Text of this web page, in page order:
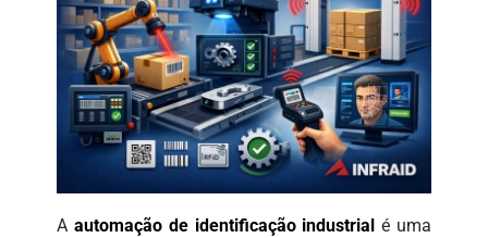
Aautomação de identificação industrial é uma